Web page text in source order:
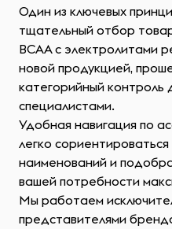
Один из ключевых
тщательный отбор
ВСАА с электролитами
новой продукцией,
категорийный контроль
специалистами.
Удобная навигация по
легко
наименований и
вашей потребности
Мы работаем
представителями